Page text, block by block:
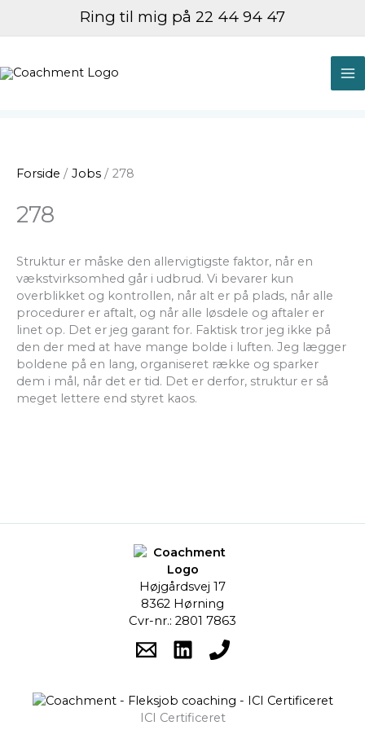
Ring til mig på 22 44 94 47
Forside Jobs 278
278
Struktur er måske den allervigtigste faktor, når en
vækstvirksomhed går i udbrud. Vi bevarer kun
overblikket og kontrollen, når alt er på plads, når alle
procedurer er aftalt, og når alle løsdele og aftaler er
linet op. Det er jeg garant for. Faktisk tror jeg ikke på
den der med at have mange bolde i luften. Jeg lægger
boldene på en lang, organiseret række og sparker
dem i mål, når det er tid. Det er derfor, struktur er så
meget lettere end styret kaos.
Højgårdsvej 17
8362 Hørning
Cvr-nr.: 2801 7863
ICI Certificeret